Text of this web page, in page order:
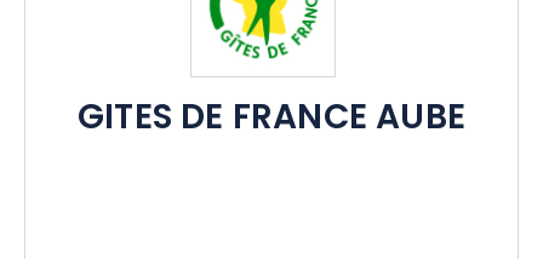
GITES DE FRANCE AUBE